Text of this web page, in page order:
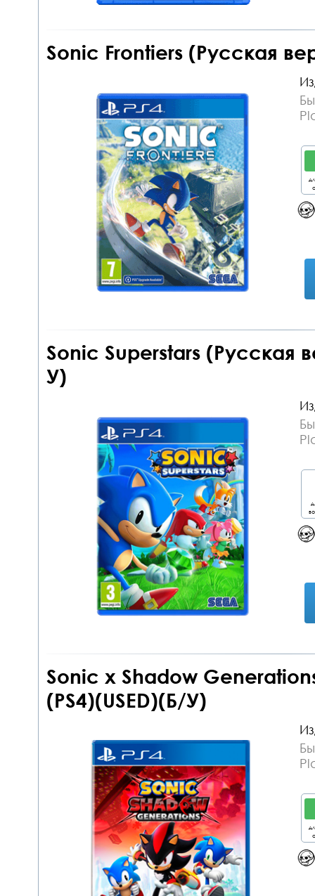
Sonic Frontiers (Русская
Sonic Superstars (Русская
У)
Sonic x Shadow
(PS4)(USED)(Б/У)